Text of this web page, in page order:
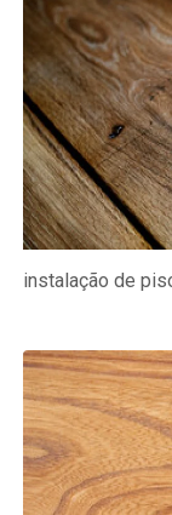
instalação de